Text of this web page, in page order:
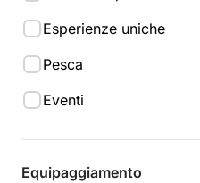
Esperienze uniche
Pesca
Eventi
Equipaggiamento